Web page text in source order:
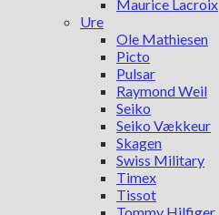
Maurice Lacroix
Ure
Ole Mathiesen
Picto
Pulsar
Raymond Weil
Seiko
Seiko Vækkeur
Skagen
Swiss Military
Timex
Tissot